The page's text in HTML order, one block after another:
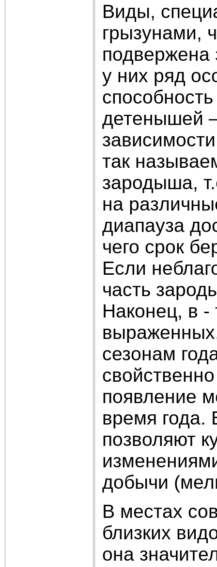
Виды,
грызунами,
подвержена
у них ряд
детенышей
так
зародыша,
на
диапауза
чего срок
Если
часть
Наконец, в -
сезонам
появление
время года.
позволяют
добычи
В местах
близких
она